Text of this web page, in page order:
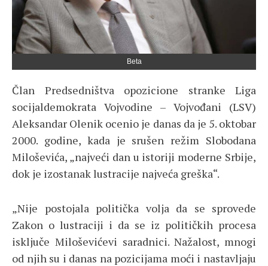
Beta
Član Predsedništva opozicione stranke Liga
socijaldemokrata Vojvodine – Vojvođani (LSV)
Aleksandar Olenik ocenio je danas da je 5. oktobar
2000. godine, kada je srušen režim Slobodana
Miloševića, „najveći dan u istoriji moderne Srbije,
dok je izostanak lustracije najveća greška“.
„Nije postojala politička volja da se sprovede
Zakon o lustraciji i da se iz političkih procesa
isključe Miloševićevi saradnici. Nažalost, mnogi
od njih su i danas na pozicijama moći i nastavljaju